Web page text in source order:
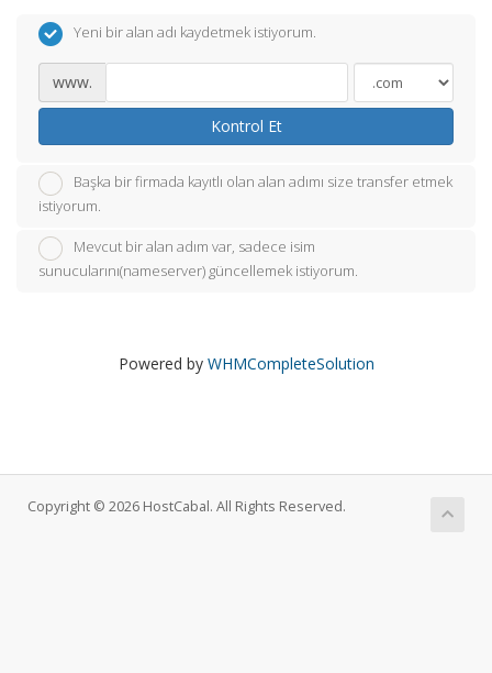
Yeni bir alan adı kaydetmek istiyorum.
www.
Kontrol Et
Başka bir firmada kayıtlı olan alan adımı size transfer etmek
istiyorum.
Mevcut bir alan adım var, sadece isim
sunucularını(nameserver) güncellemek istiyorum.
Powered by WHMCompleteSolution
Copyright © 2026 HostCabal. All Rights Reserved.